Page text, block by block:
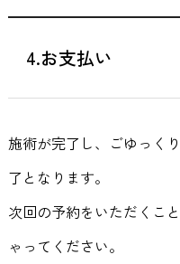
4.お支払い
施術が完了し、ごゆっく
了となります。
次回の予約をいただくこ
ゃってください。